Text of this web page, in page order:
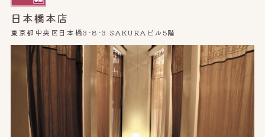
日本橋本店
東京都中央区日本橋3-8-3 SAKURAビル5階